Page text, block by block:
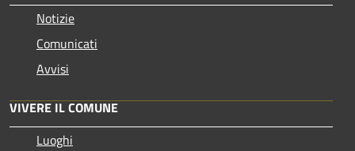
Notizie
Comunicati
Avvisi
VIVERE IL COMUNE
Luoghi